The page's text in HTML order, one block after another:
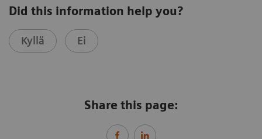
Did this information help you?
Kyllä Ei
Share this page: